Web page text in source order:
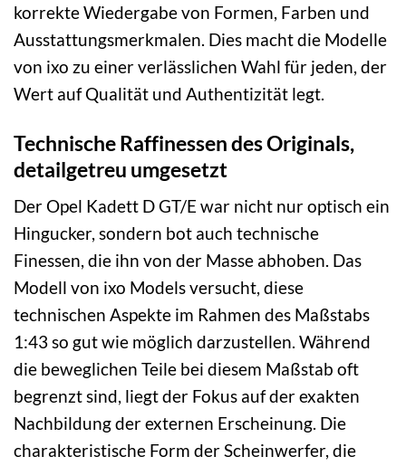
korrekte Wiedergabe von Formen, Farben und
Ausstattungsmerkmalen. Dies macht die Modelle
von ixo zu einer verlässlichen Wahl für jeden, der
Wert auf Qualität und Authentizität legt.
Technische Raffinessen des Originals,
detailgetreu umgesetzt
Der Opel Kadett D GT/E war nicht nur optisch ein
Hingucker, sondern bot auch technische
Finessen, die ihn von der Masse abhoben. Das
Modell von ixo Models versucht, diese
technischen Aspekte im Rahmen des Maßstabs
1:43 so gut wie möglich darzustellen. Während
die beweglichen Teile bei diesem Maßstab oft
begrenzt sind, liegt der Fokus auf der exakten
Nachbildung der externen Erscheinung. Die
charakteristische Form der Scheinwerfer, die